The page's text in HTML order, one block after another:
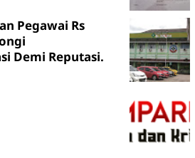
Pegawai Rs
Demi Reputasi.